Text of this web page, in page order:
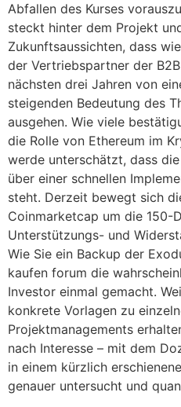
Abfallen des Kurses
steckt hinter dem Projekt
Zukunftsaussichten, dass
der Vertriebspartner der
nächsten drei Jahren von
steigenden Bedeutung des
ausgehen. Wie viele
die Rolle von Ethereum im
werde unterschätzt, dass
über einer schnellen
steht. Derzeit bewegt sich
Coinmarketcap um die 150-
Unterstützungs- und
Wie Sie ein Backup der
kaufen forum die
Investor einmal gemacht.
konkrete Vorlagen zu
Projektmanagements
nach Interesse – mit dem
in einem kürzlich
genauer untersucht und